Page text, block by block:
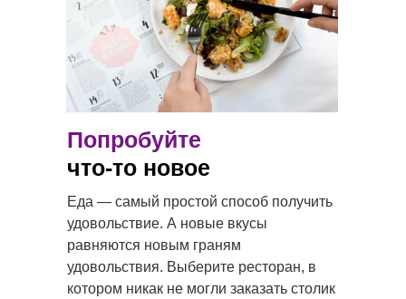
Попробуйте
что-то новое
Еда — самый простой способ получить
удовольствие. А новые вкусы
равняются новым граням
удовольствия. Выберите ресторан, в
котором никак не могли заказать столик